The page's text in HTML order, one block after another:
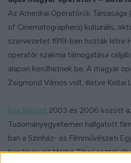
Az Amerikai Operatőrök Társasága
of Cinematographers) kulturális,
szervezetet 1919-ben hozták létre
operatőr szakma támogatása
alapon kerülhetnek be. A magyar
Zsigmond Vilmos volt, illetve Koltai
Rév Marcell 2003 és 2006 között
Tudományegyetemen hallgatott
ban a Színház- és Filmművészeti
tanulmányait Máthé Tibor